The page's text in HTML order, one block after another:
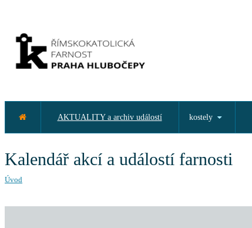
AKTUALITY a archiv událostí kostely
Kalendář akcí a událostí farnosti
Úvod